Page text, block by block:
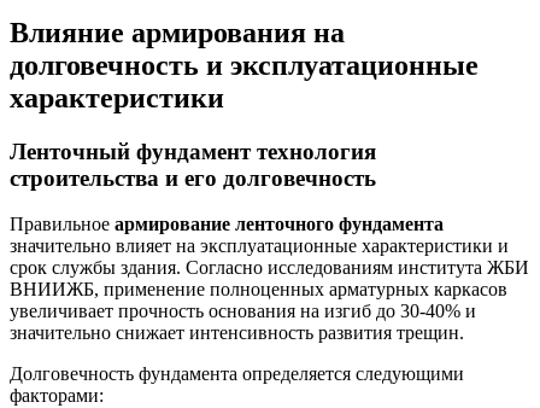
Влияние армирования на
долговечность и эксплуатационные
характеристики
Ленточный фундамент технология
строительства и его долговечность
Правильное армирование ленточного фундамента
значительно влияет на эксплуатационные характеристики и
срок службы здания. Согласно исследованиям института ЖБИ
ВНИИЖБ, применение полноценных арматурных каркасов
увеличивает прочность основания на изгиб до 30-40% и
значительно снижает интенсивность развития трещин.
Долговечность фундамента определяется следующими
факторами: